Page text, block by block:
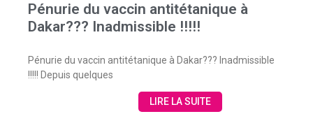
Pénurie du vaccin antitétanique à
Dakar??? Inadmissible !!!!!
Pénurie du vaccin antitétanique à Dakar??? Inadmissible
!!!!! Depuis quelques
LIRE LA SUITE